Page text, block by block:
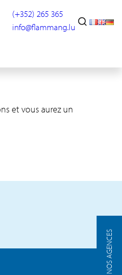
(+352) 265 365
info@flammang.lu
NOS AGENCES
et vous aurez un